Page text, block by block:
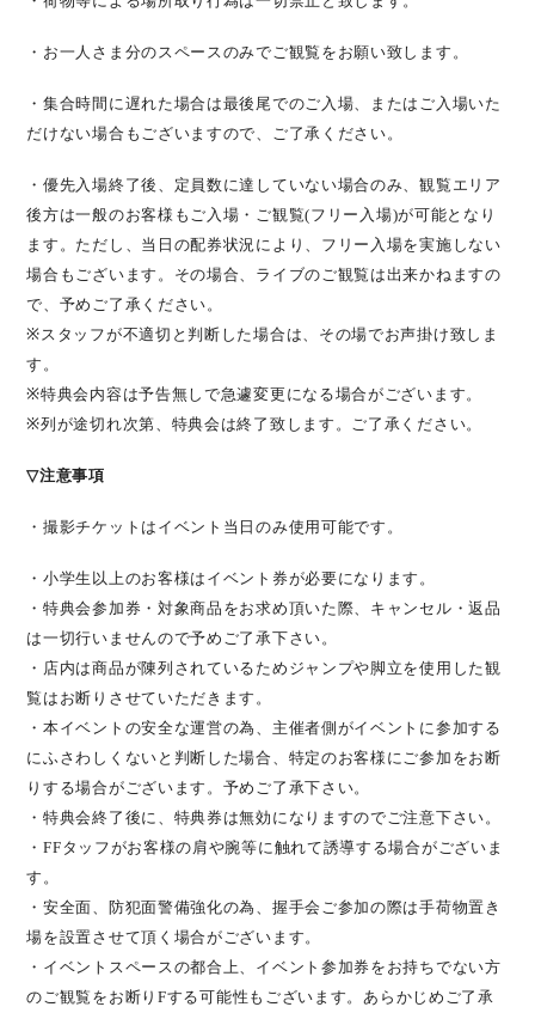
・お一人さま分のスペースのみでご観覧をお願い致します。
・集合時間に遅れた場合は最後尾でのご入場、またはご入場いた
だけない場合もございますので、ご了承ください。
・優先入場終了後、定員数に達していない場合のみ、観覧エリア
後方は一般のお客様もご入場・ご観覧(フリー入場)が可能となり
ます。ただし、当日の配券状況により、フリー入場を実施しない
場合もございます。その場合、ライブのご観覧は出来かねますの
で、予めご了承ください。
※ スタッフが不適切と判断した場合は、その場でお声掛け致しま
す。
※特典会内容は予告無しで急遽変更になる場合がございます。
※列が途切れ次第、特典会は終了致します。ご了承ください。
▽注意事項
・撮影チケット はイベント当日のみ使用可能です。
・小学生以上のお客様はイベント券が必要になります。
・特典会参加券・対象商品をお求め頂いた際、キャンセル・返品
は一切行いませんので予めご了承下さい。
・店内は商品が陳列されているためジャンプや脚立を使用した観
覧はお断りさせていただきます。
・本イベントの安全な運営の為、主催者側がイベントに参加する
にふさわしくないと判断した場合、特定のお客様にご参加をお断
りする場合がございます。予めご了承下さい。
・特典会終了後に、特典券は無効になりますのでご注意下さい。
・FFタッフがお客様の肩や腕等に触れて誘導する場合がございま
す。
・安全面、防犯面警備強化の為、握手会ご参加の際は手荷物置き
場を設置させて頂く場合がございます。
・イベントスペースの都合上、イベント参加券をお持ちでない方
のご観覧をお断り Fする可能性もございます。あらかじめご了承